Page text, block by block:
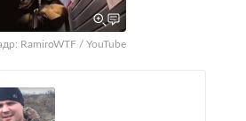
RamiroWTF / YouTube